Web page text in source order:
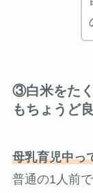
③白米をた
もちょうど
母乳育児中っ
普通の1人前